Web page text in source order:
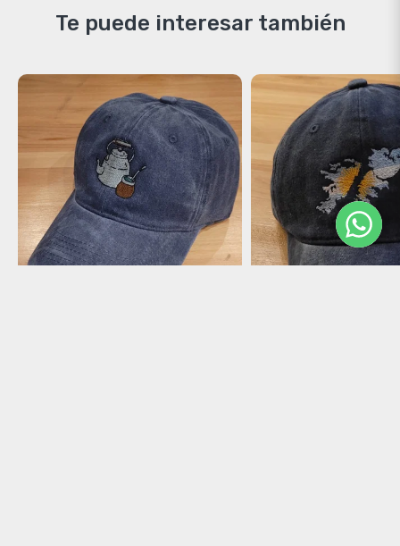
Te puede interesar también